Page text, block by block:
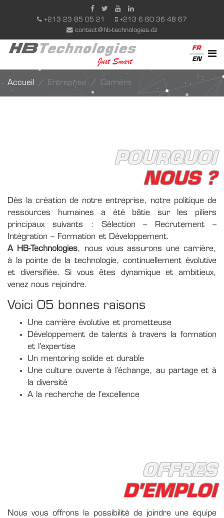
+213 23 85 05 21
+213 6 60 36 48 67
contact@hb-technologies.dz
FR
EN
Accueil Entreprise Carrière
POURQUOI
NOUS ?
Dès la création de notre entreprise, notre politique de
ressources humaines a été bâtie sur les piliers
principaux suivants : Sélection – Recrutement –
Intégration – Formation et Développement.
A HB-Technologies, nous vous assurons une carrière,
à la pointe de la technologie, continuellement évolutive
et diversifiée. Si vous êtes dynamique et ambitieux,
venez nous rejoindre.
Voici 05 bonnes raisons
Une carrière évolutive et prometteuse
Développement de talents à travers la formation
et l’expertise
Un mentoring solide et durable
Une culture ouverte à l’échange, au partage et à
la diversité
A la recherche de l’excellence
OFFRES
D'EMPLOI
Nous vous offrons la possibilité de joindre une équipe